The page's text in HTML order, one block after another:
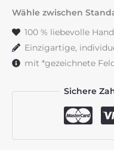
Menge
Wähle zwischen
100 % liebevolle
Einzigartige,
mit *gezeichnete
Sichere